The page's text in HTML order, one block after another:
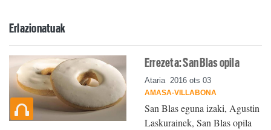
Erlazionatuak
Errezeta: San Blas opila
Ataria 2016 ots 03
AMASA-VILLABONA
San Blas eguna izaki, Agustin
Laskurainek, San Blas opila